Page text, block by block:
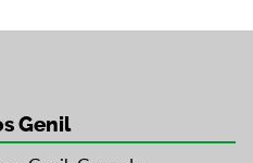
Genil